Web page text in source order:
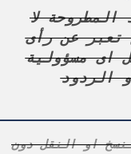
لا
تعبر عن رأى
اى مسؤولية
الردود
او النقل دون